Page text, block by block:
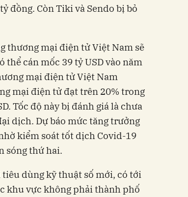
đồng. Còn Tiki và Sendo bị bỏ
thương mại điện tửViệt Nam sẽ
cán mốc 39 tỷ USD vào năm
mại điện tử Việt Nam
mại điện tử đạt trên 20% trong
Tốc độ này bị đánh giá là chưa
dịch. Dự báo mức tăng trưởng
kiểm soát tốt dịch Covid-19
sóng thứ hai.
dùng kỹ thuật số mới, có tới
khu vực không phải thành phố